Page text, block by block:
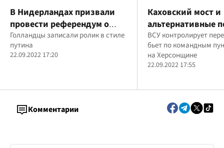
В Нидерландах призвали
провести референдум о
присоединении россии
(видео)
Голландцы записали ролик в стиле
путина
22.09.2022 17:20
Каховский мост и
альтернативные
- под контролем:
130 ударов, - ОК
ВСУ контролирует
бьет по командным
на Херсонщине
22.09.2022 17:55
Комментарии